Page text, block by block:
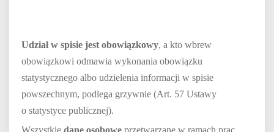
Udział w spisie jest obowiązkowy, a kto wbrew
obowiązkowi odmawia wykonania obowiązku
statystycznego albo udzielenia informacji w spisie
powszechnym, podlega grzywnie (Art. 57 Ustawy
o statystyce publicznej).
Wszystkie dane osobowe przetwarzane w ramach prac